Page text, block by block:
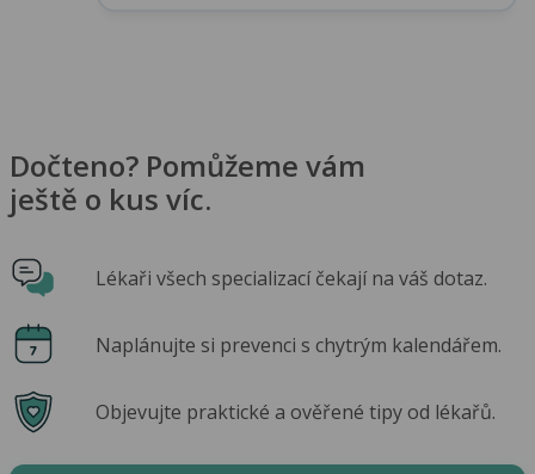
Dočteno? Pomůžeme vám
ještě o kus víc.
Lékaři všech specializací čekají na váš dotaz.
Naplánujte si prevenci s chytrým kalendářem.
Objevujte praktické a ověřené tipy od lékařů.